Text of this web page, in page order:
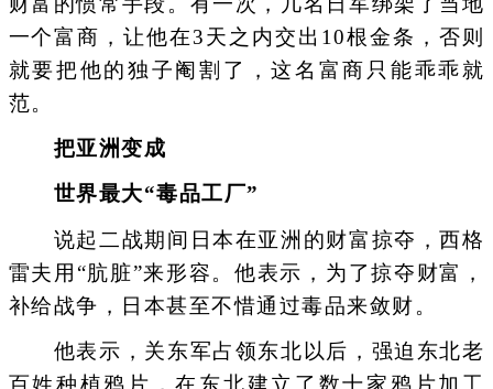
一个富商，让他在3天之内交出10根金条，否则
就要把他的独子阉割了，这名富商只能乖乖就
范。
把亚洲变成
世界最大“毒品工厂”
说起二战期间日本在亚洲的财富掠夺，西格
雷夫用“肮脏”来形容。他表示，为了掠夺财富，
补给战争，日本甚至不惜通过毒品来敛财。
他表示，关东军占领东北以后，强迫东北老
百姓种植鸦片，在东北建立了数十家鸦片加工